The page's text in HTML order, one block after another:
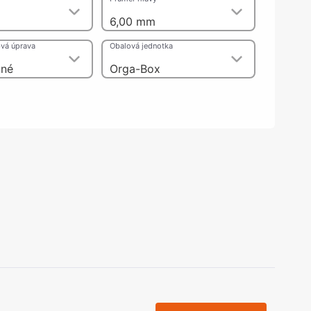
nohy, Nábytkové nohy a
nastavení
kování
kluzáky a kolečka
6,00 mm
úprava
Orga-Box
Obalová jednotka